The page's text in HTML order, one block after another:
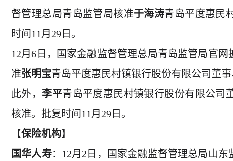
督管理总局青岛监管局核准于海涛青岛平度惠民
时间11月29日。
12月6日，国家金融监督管理总局青岛监管局官
准张明宝青岛平度惠民村镇银行股份有限公司董
此外，李平青岛平度惠民村镇银行股份有限公司
核准。批复时间11月29日。
【保险机构】
国华人寿：12月2日，国家金融监督管理总局山